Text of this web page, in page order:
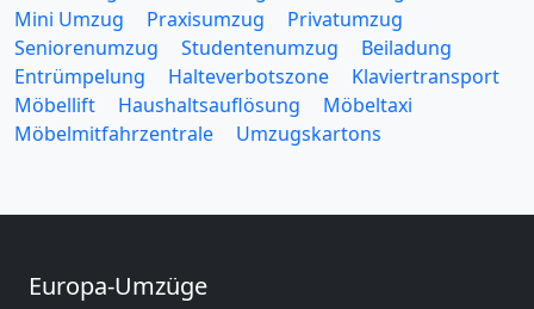
Mini Umzug
Praxisumzug
Privatumzug
Seniorenumzug
Studentenumzug
Beiladung
Entrümpelung
Halteverbotszone
Klaviertransport
Möbellift
Haushaltsauflösung
Möbeltaxi
Möbelmitfahrzentrale
Umzugskartons
Europa-Umzüge